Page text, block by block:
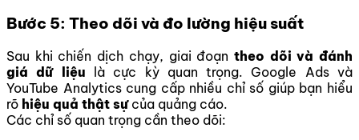
Bước 5: Theo dõi và đo lường hiệu suất
Sau khi chiến dịch chạy, giai đoạn theo dõi và đánh
giá dữ liệu là cực kỳ quan trọng. Google Ads và
YouTube Analytics cung cấp nhiều chỉ số giúp bạn hiểu
rõ hiệu quả thật sựcủa quảng cáo.
Các chỉ số quan trọng cần theo dõi: